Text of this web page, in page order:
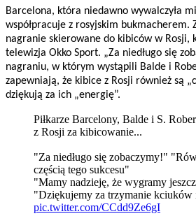
Barcelona, która niedawno wywalczyła
współpracuje z rosyjskim bukmacherem.
nagranie skierowane do kibiców w Rosji,
telewizja Okko Sport. „Za niedługo się
nagraniu, w którym wystąpili Balde i
zapewniają, że kibice z Rosji również są
dziękują za ich „energię”.
Piłkarze Barcelony, Balde i S.
z Rosji za kibicowanie...
"Za niedługo się zobaczymy!"
częścią tego sukcesu"
"Mamy nadzieję, że wygramy
"Dziękujemy za trzymanie kciuków
pic.twitter.com/CCdd9Ze6gI